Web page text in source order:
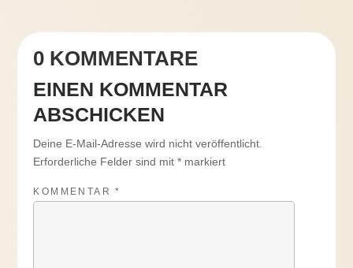
0 KOMMENTARE
EINEN KOMMENTAR
ABSCHICKEN
Deine E-Mail-Adresse wird nicht veröffentlicht.
Erforderliche Felder sind mit* markiert
KOMMENTAR*